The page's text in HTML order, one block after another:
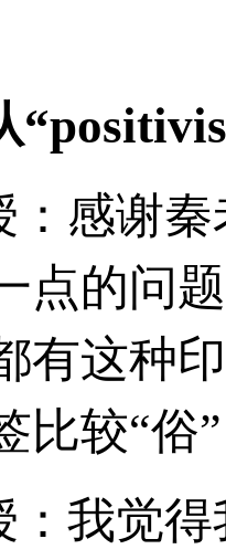
：感谢
点的问
有这种
比较“俗
：我觉